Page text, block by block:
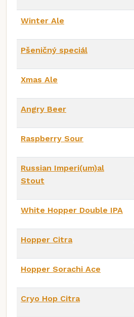
Winter Ale
Pšeničný speciál
Xmas Ale
Angry Beer
Raspberry Sour
Russian Imperi(um)al
Stout
White Hopper Double IPA
Hopper Citra
Hopper Sorachi Ace
Cryo Hop Citra